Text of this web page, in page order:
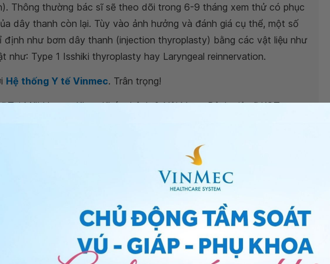
Thông thường bác sĩ sẽ theo dõi trong 6-9 tháng xem thử có phục
dây thanh còn lại. Tùy vào ảnh hưởng và đánh giá cụ thể, một số
như bơm dây thanh (injection thyroplasty) bằng các vật liệu như
như: Type 1 Isshiki thyroplasty hay Laryngeal reinnervation.
Hệ thống Y tế Vinmec. Trân trọng!
Tai Mũi Họng - Khoa Khám bệnh & Nội khoa, Bệnh viện ĐKQT
quản nên điều trị thế nào?
dài có phải đau dạ dày không?
và viêm họng thông thường